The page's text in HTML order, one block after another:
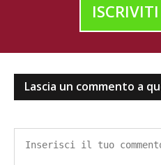
Lascia un commento a